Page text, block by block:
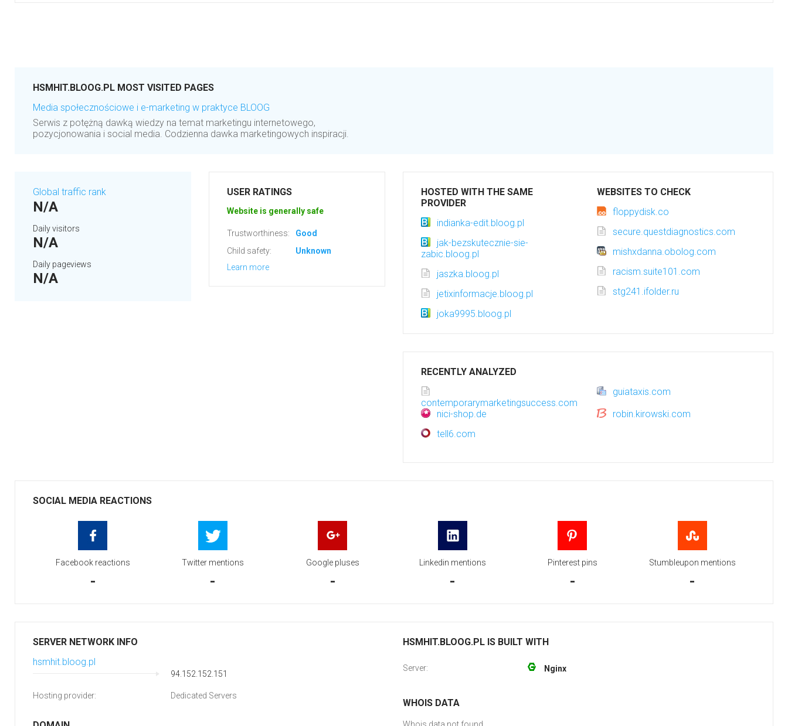
HSMHIT.BLOOG.PL MOST VISITED PAGES
Media społecznościowe i e-marketing w praktyce BLOOG
Serwis z potężną dawką wiedzy na temat marketingu internetowego,
pozycjonowania i social media. Codzienna dawka marketingowych inspiracji.
Global traffic rank
N/A
Daily visitors
N/A
Daily pageviews
N/A
USER RATINGS
Website is generally safe
Trustworthiness:
Good
Child safety:
Unknown
Learn more
HOSTED WITH THE SAME
PROVIDER
indianka-edit.bloog.pl
jak-bezskutecznie-sie-
zabic.bloog.pl
jaszka.bloog.pl
jetixinformacje.bloog.pl
joka9995.bloog.pl
WEBSITES TO CHECK
floppydisk.co
secure.questdiagnostics.com
mishxdanna.obolog.com
racism.suite101.com
stg241.ifolder.ru
RECENTLY ANALYZED
contemporarymarketingsuccess.com
guiataxis.com
nici-shop.de
robin.kirowski.com
tell6.com
SOCIAL MEDIA REACTIONS
Facebook reactions
-
Twitter mentions
-
Google pluses
-
Linkedin mentions
-
Pinterest pins
-
Stumbleupon mentions
-
SERVER NETWORK INFO
hsmhit.bloog.pl
94.152.152.151
Hosting provider: Dedicated Servers
HSMHIT.BLOOG.PL IS BUILT WITH
Server: Nginx
WHOIS DATA